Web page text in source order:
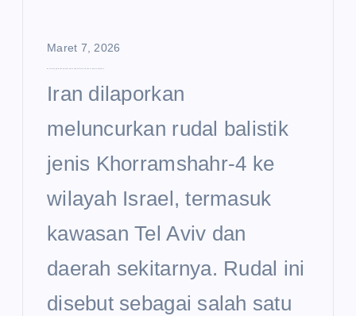
Maret 7, 2026
Iran dilaporkan
meluncurkan rudal balistik
jenis Khorramshahr-4 ke
wilayah Israel, termasuk
kawasan Tel Aviv dan
daerah sekitarnya. Rudal ini
disebut sebagai salah satu